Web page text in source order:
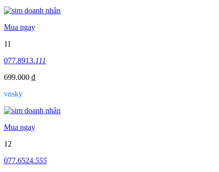
Mua ngay
11
077.8913.111
699.000 ₫
vnsky
Mua ngay
12
077.6524.555